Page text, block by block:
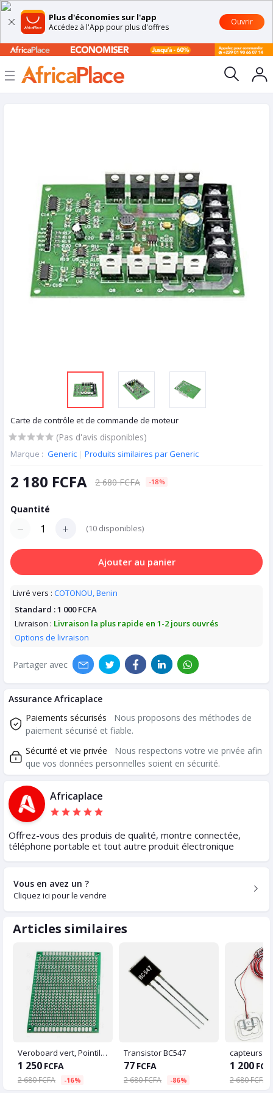
Plus d'économies sur l'app
Accédez à l'App pour plus d'offres
Ouvrir
Carte de contrôle et de commande de moteur
(Pas d'avis disponibles)
Marque : Generic | Produits similaires par Generic
2 180 FCFA 2 680 FCFA -18%
Quantité
(10 disponibles)
Ajouter au panier
Livré vers : COTONOU, Benin
Standard :1 000 FCFA
Livraison : Livraison la plus rapide en 1-2 jours ouvrés
Options de livraison
Partager avec
Assurance Africaplace
Paiements sécurisés
Nous proposons des méthodes de
paiement sécurisé et fiable.
Sécurité et vie privée
Nous respectons votre vie privée afin
que vos données personnelles soient en sécurité.
Africaplace
Offrez-vous des produis de qualité, montre connectée,
téléphone portable et tout autre produit électronique
Vous en avez un ?
Cliquez ici pour le vendre
Articles similaires
Veroboard vert, Pointillé 9x15 cm
1 250 FCFA
2 680 FCFA -16%
Transistor BC547
77 FCFA
2 680 FCFA -86%
capteurs
1 200
2 680 FCFA